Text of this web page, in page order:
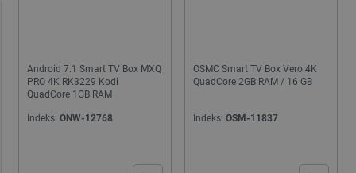
Android 7.1 Smart TV Box MXQ
PRO 4K RK3229 Kodi
QuadCore 1GB RAM
Indeks: ONW-12768
OSMC Smart TV Box Vero 4K
QuadCore 2GB RAM / 16 GB
Indeks: OSM-11837